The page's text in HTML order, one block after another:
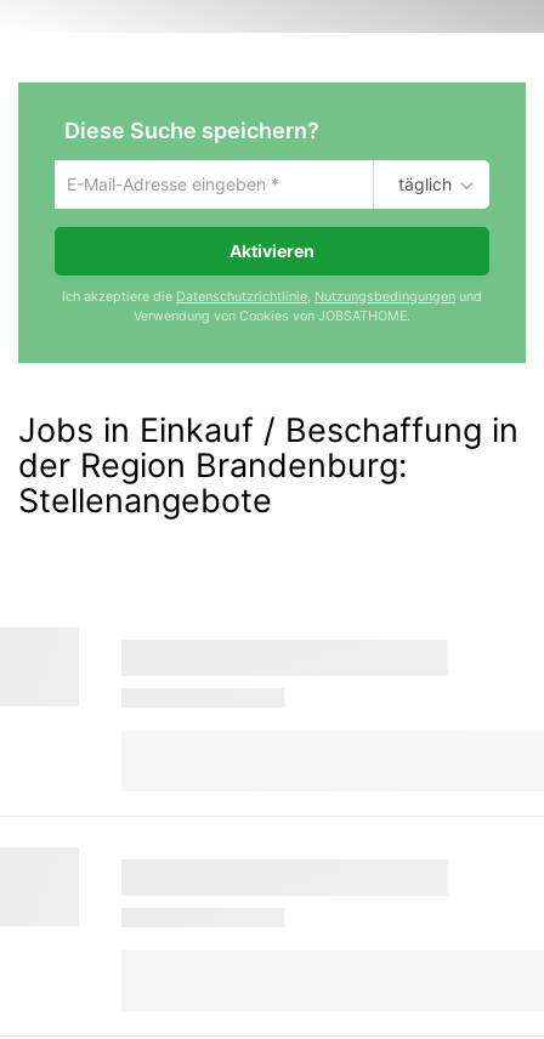
Diese Suche speichern?
Um
die
aktuelle
zu
deine
ein
täglich
Aktivieren
Ich akzeptiere die Datenschutzrichtlinie, Nutzungsbedingungen und
Verwendung von Cookies von JOBSATHOME.
Jobs in Einkauf / Beschaffung in
der Region Brandenburg:
Stellenangebote